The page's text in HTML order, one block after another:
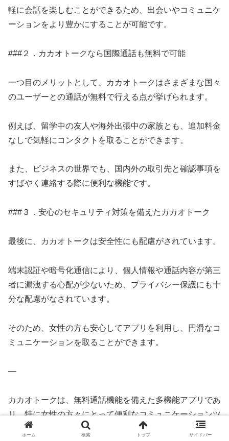
軽に会話を楽しむことができるため、出会いやコミュニケ
ーションをより豊かにすることが可能です。
###２．カカオトークなら国際通話も無料で可能
一つ目のメリットとして、カカオトークはさまざまな国々
のユーザーとの通話が無料で行える点が挙げられます。
例えば、留学中の友人や海外出張中の家族とも、追加料金
なしで気軽にコンタクトを取ることができます。
また、ビジネスの世界でも、国内外の取引先と確認事項を
すばやく連絡する際に便利な機能です。
###３．安心のセキュリティ対策を備えたカカオトーク
最後に、カカオトークは安全性にも配慮がされています。
端末認証や暗号化通信により、個人情報や通話内容が第三
者に漏洩する心配が少ないため、プライバシー保護にも十
分な配慮がなされています。
そのため、女性の方も安心してアプリを利用し、円滑なコ
ミュニケーションを取ることができます。
—
カカオトークは、無料通話機能を備えた多機能アプリであ
り、特に女性の方々にとって便利なコミュニケーションツ
ールとして注目されています。
ホーム 検索 トップ サイドバー